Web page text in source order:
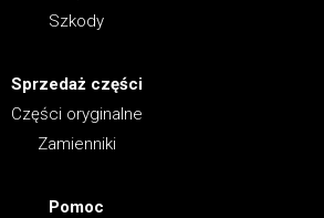
Szkody
Sprzedaż części
Części oryginalne
Zamienniki
Pomoc